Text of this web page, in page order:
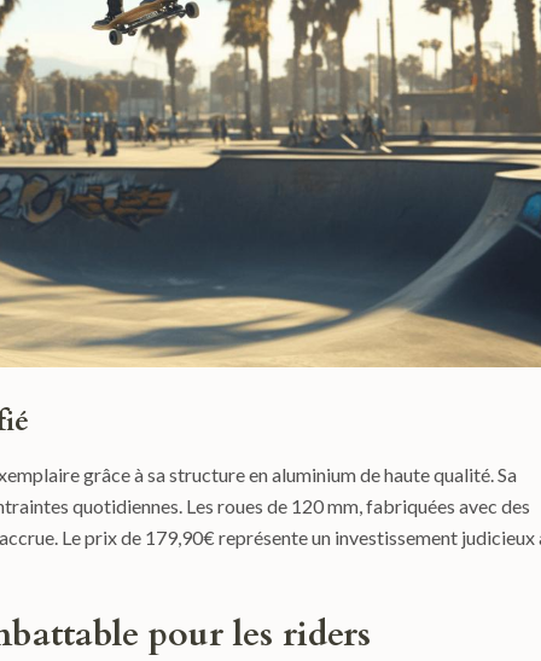
grâce à sa structure en aluminium de haute qualité. Sa
quotidiennes. Les roues de 120 mm, fabriquées avec des
Le prix de 179,90€ représente un investissement judicieux
pour les riders